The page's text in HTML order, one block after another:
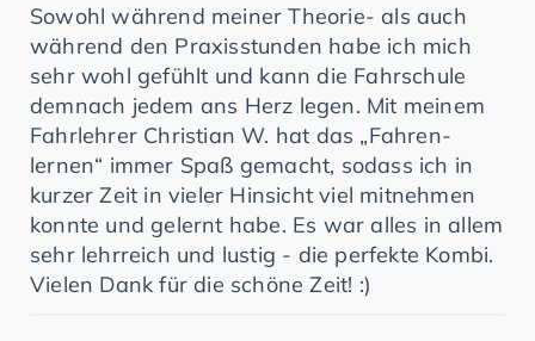
Sowohl während meiner Theorie- als auch
während den Praxisstunden habe ich mich
sehr wohl gefühlt und kann die Fahrschule
demnach jedem ans Herz legen. Mit meinem
Fahrlehrer Christian W. hat das „Fahren-
lernen“ immer Spaß gemacht, sodass ich in
kurzer Zeit in vieler Hinsicht viel mitnehmen
konnte und gelernt habe. Es war alles in allem
sehr lehrreich und lustig - die perfekte Kombi.
Vielen Dank für die schöne Zeit! :)